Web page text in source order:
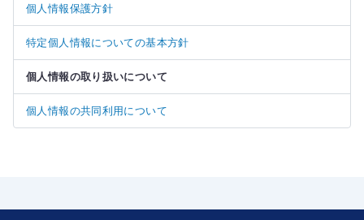
個人情報保護方針
特定個人情報についての基本方針
個人情報の取り扱いについて
個人情報の共同利用について